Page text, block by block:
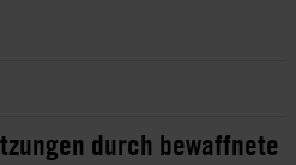
durch bewaffnete